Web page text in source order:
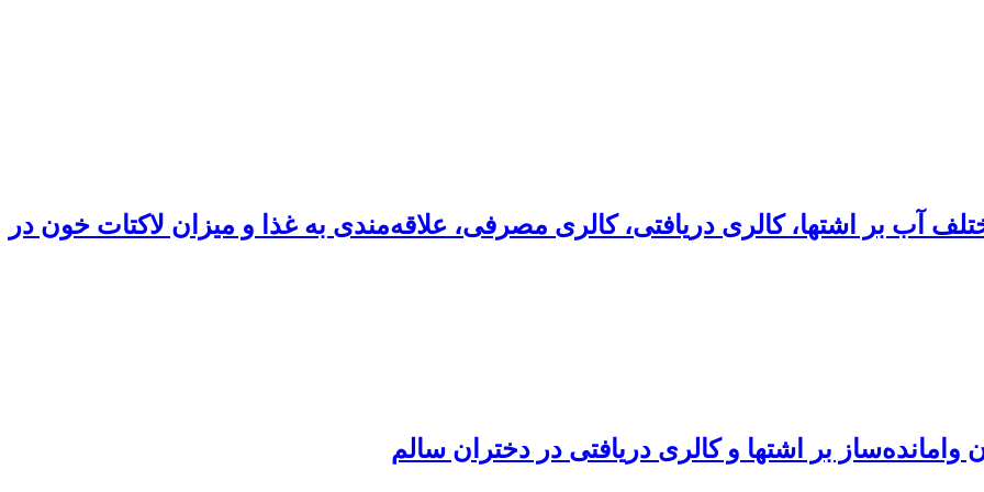
آب بر اشتها، کالری دریافتی، کالری مصرفی، علاقه‌مندی به غذا و میزان لاکتات خون در
بر اشتها و کالری دریافتی در دختران سالم